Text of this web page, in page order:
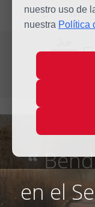
nuestro uso de
nuestra Política
L M
8
“
en el